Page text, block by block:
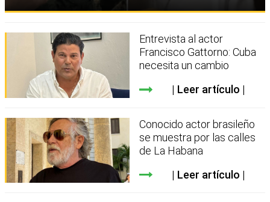
Entrevista al actor
Francisco Gattorno: Cuba
necesita un cambio
Leer artículo
Conocido actor brasileño
se muestra por las calles
de La Habana
Leer artículo